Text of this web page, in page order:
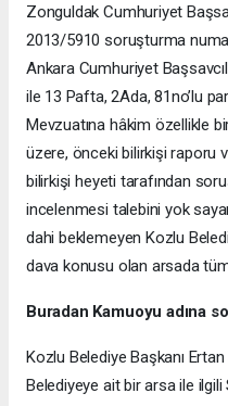
Zonguldak Cumhuriyet
2013/5910 soruşturma
Ankara Cumhuriyet
ile 13 Pafta, 2Ada, 81no’lu
Mevzuatına hâkim özellikle
üzere, önceki bilirkişi raporu
bilirkişi heyeti tarafından
incelenmesi talebini yok
dahi beklemeyen Kozlu
dava konusu olan arsada
Buradan Kamuoyu adına
Kozlu Belediye Başkanı
Belediyeye ait bir arsa ile ilgili